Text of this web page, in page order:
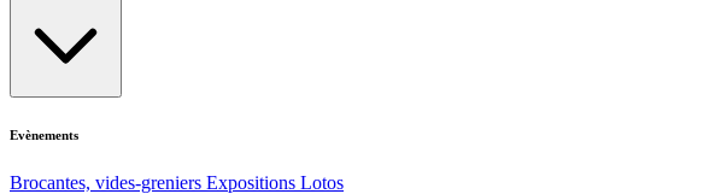
Evènements
Brocantes, vides-greniers Expositions Lotos